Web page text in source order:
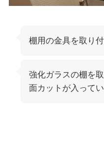
棚用の金具を取り
強化ガラスの棚を
面カットが入ってい